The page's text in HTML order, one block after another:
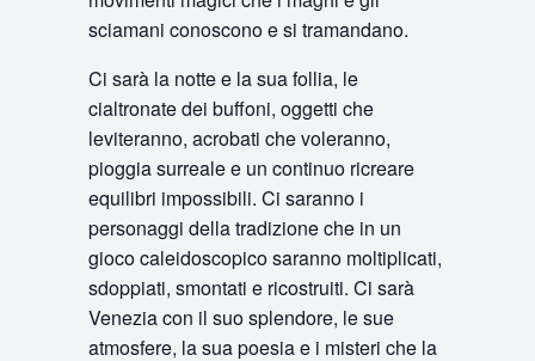
sciamani conoscono e si tramandano.
Ci sarà la notte e la sua follia, le
cialtronate dei buffoni, oggetti che
leviteranno, acrobati che voleranno,
pioggia surreale e un continuo ricreare
equilibri impossibili. Ci saranno i
personaggi della tradizione che in un
gioco caleidoscopico saranno moltiplicati,
sdoppiati, smontati e ricostruiti. Ci sarà
Venezia con il suo splendore, le sue
atmosfere, la sua poesia e i misteri che la